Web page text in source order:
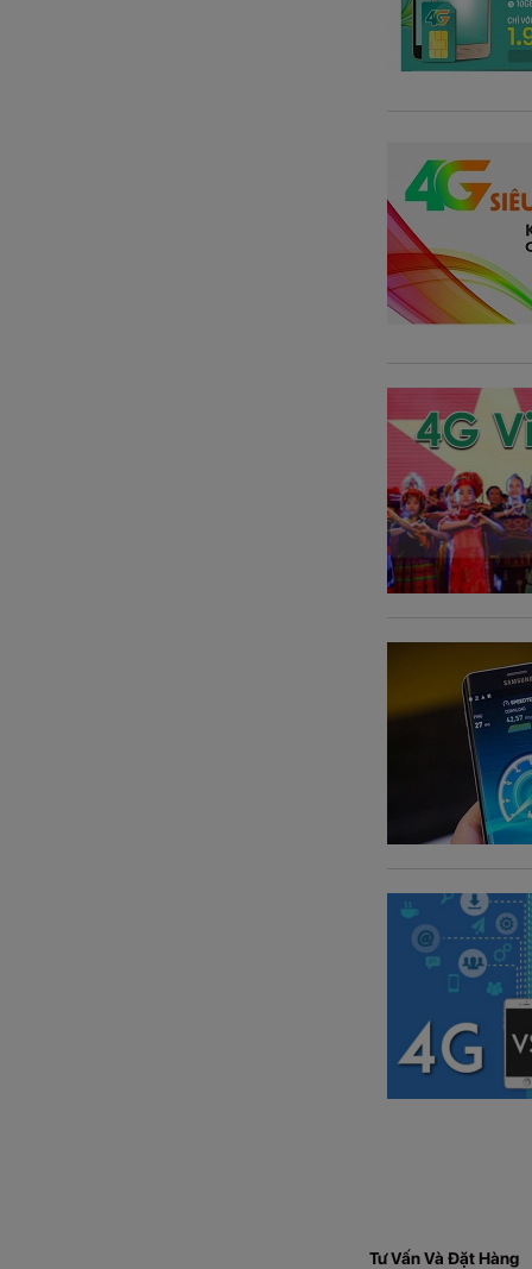
Tư Vấn Và Đặt Hàng